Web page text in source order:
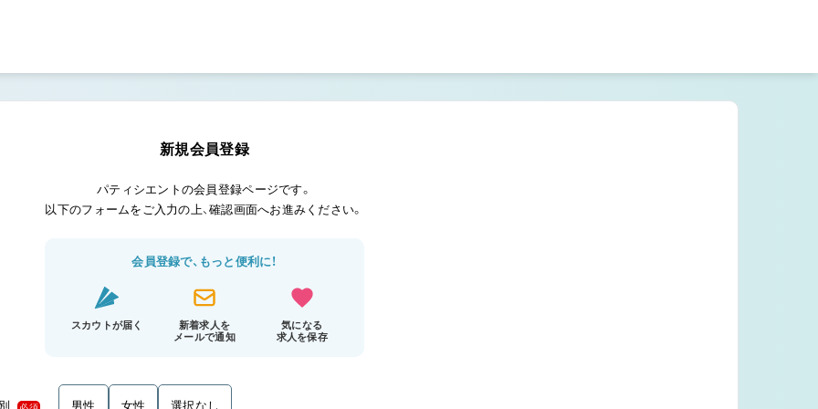
新規会員登録
パティシエントの会員登録ページです。
以下のフォームをご入力の上、確認画面へお進みください。
会員登録で、もっと便利に！
スカウトが届く
新着求人を
メールで通知
気になる
求人を保存
必須 男性 女性 選択なし